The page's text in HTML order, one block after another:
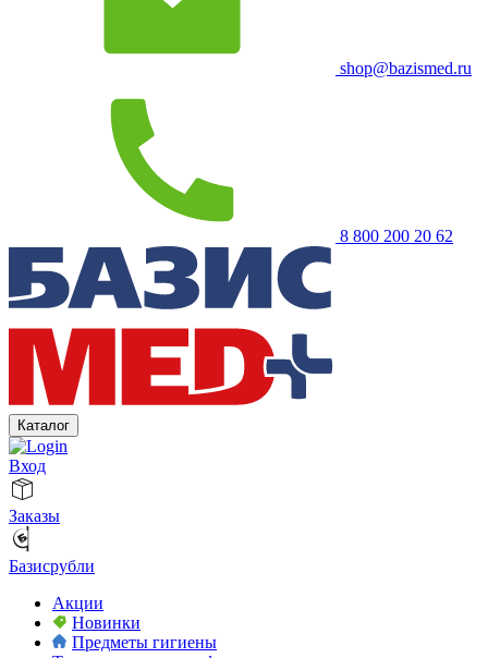
shop@bazismed.ru
8 800 200 20 62
Каталог
Вход
Заказы
Базисрубли
Акции
Новинки
Предметы гигиены